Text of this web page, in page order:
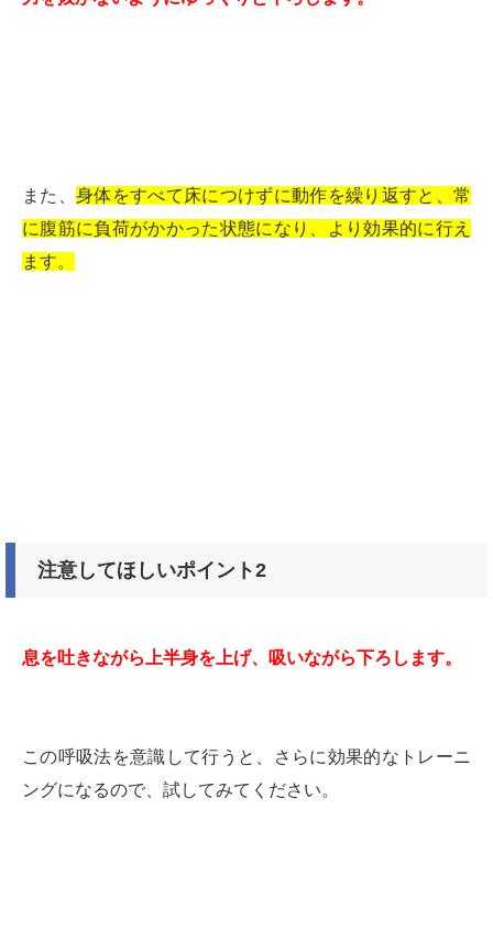
また、 身体をすべて床につけずに動作を繰り返すと、常
に腹筋に負荷がかかった状態になり、より効果的に行え
ます。
注意してほしいポイント2
息を吐きながら上半身を上げ、吸いながら下ろします。
この呼吸法を意識して行うと、さらに効果的なトレーニ
ングになるので、試してみてください。